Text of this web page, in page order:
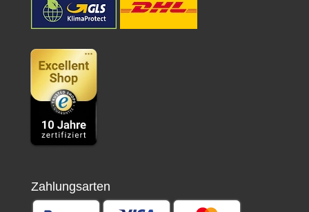
Zahlungsarten